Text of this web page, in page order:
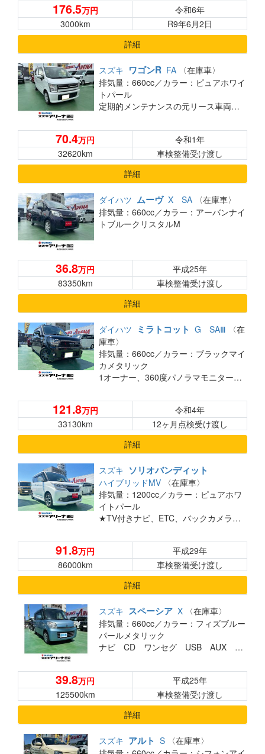
176.5万円
令和6年
3000km
R9年6月2日
詳細
スズキ ワゴンR FA
〈在庫車〉
排気量：660cc／カラー：ピュアホワイ
トパール
定期的メンテナンスの元リース車両です
70.4万円
令和1年
32620km
車検整備受け渡し
詳細
ダイハツ ムーヴ X SA
〈在庫車〉
排気量：660cc／カラー：アーバンナイ
トブルークリスタルM
36.8万円
平成25年
83350km
車検整備受け渡し
詳細
ダイハツ ミラトコット G SAⅢ
〈在
庫車〉
排気量：660cc／カラー：ブラックマイ
カメタリック
1オーナー、360度パノラマモニター、TV付きナビ、バックカメラ、ドライブレコーダー（前）、ETC、衝突安全装置、シートヒーター、車線逸脱防止支援システム、ヘッドランプLED、USBジャック
121.8万円
令和4年
33130km
12ヶ月点検受け渡し
詳細
スズキ ソリオバンディット
ハイブリッドMV
〈在庫車〉
排気量：1200cc／カラー：ピュアホワ
イトパール
★TV付きナビ、ETC、バックカメラ付、後席左側電動スライドドア★
91.8万円
平成29年
86000km
車検整備受け渡し
詳細
スズキ スペーシア X
〈在庫車〉
排気量：660cc／カラー：フィズブルー
パールメタリック
ナビ CD ワンセグ USB AUX スマートキー 電動スライドドア アイドリングストップ ディスチャージヘッドランプ装着車
39.8万円
平成25年
125500km
車検整備受け渡し
詳細
スズキ アルト S
〈在庫車〉